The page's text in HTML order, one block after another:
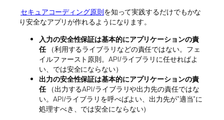
セキュアコーディング原則を知って実践するだけでもかな
り安全なアプリが作れるようになります。
入力の安全性保証は基本的にアプリケーションの責
任（利用するライブラリなどの責任ではない。フェ
イルファースト原則。API/ライブラリに任せればよ
い、では安全にならない）
出力の安全性保証は基本的にアプリケーションの責
任（出力するAPI/ライブラリや出力先の責任ではな
い。API/ライブラリを呼べばよい、出力先が”適当”に
処理すべき、では安全にならない）